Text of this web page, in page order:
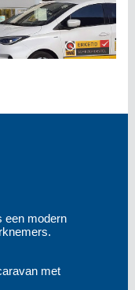
een modern
met